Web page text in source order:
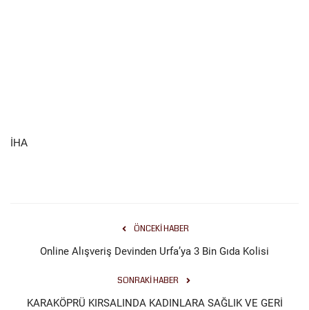
İHA
ÖNCEKI HABER
Online Alışveriş Devinden Urfa’ya 3 Bin Gıda Kolisi
SONRAKI HABER
KARAKÖPRÜ KIRSALINDA KADINLARA SAĞLIK VE GERİ